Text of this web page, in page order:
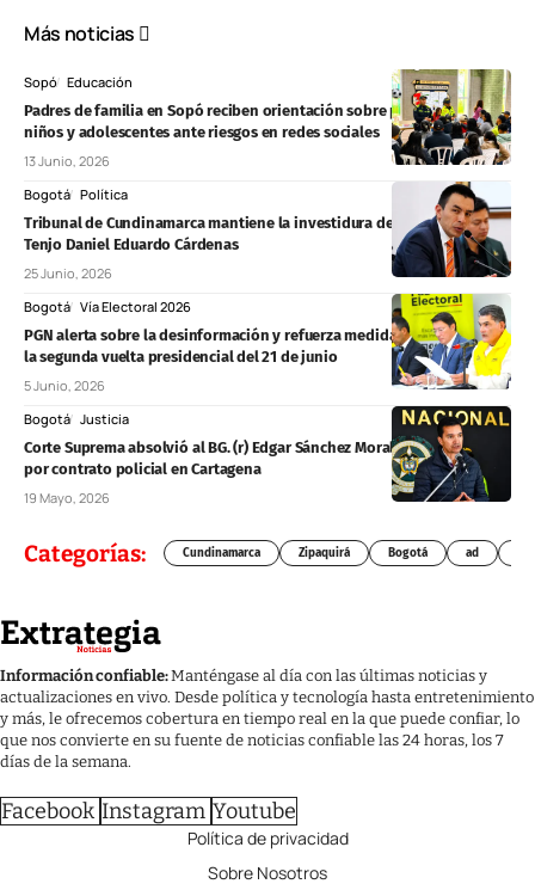
Más noticias
Sopó Educación
Padres de familia en Sopó reciben orientación sobre protección de
niños y adolescentes ante riesgos en redes sociales
13 Junio, 2026
Bogotá Política
Tribunal de Cundinamarca mantiene la investidura del concejal de
Tenjo Daniel Eduardo Cárdenas
25 Junio, 2026
Bogotá Vía Electoral 2026
PGN alerta sobre la desinformación y refuerza medidas para proteger
la segunda vuelta presidencial del 21 de junio
5 Junio, 2026
Bogotá Justicia
Corte Suprema absolvió al BG. (r) Edgar Sánchez Morales en proceso
por contrato policial en Cartagena
19 Mayo, 2026
Categorías: Cundinamarca Zipaquirá Bogotá ad
Información confiable:Manténgase al día con las últimas noticias y
actualizaciones en vivo. Desde política y tecnología hasta entretenimiento
y más, le ofrecemos cobertura en tiempo real en la que puede confiar, lo
que nos convierte en su fuente de noticias confiable las 24 horas, los 7
días de la semana.
Facebook Instagram Youtube
Política de privacidad
Sobre Nosotros